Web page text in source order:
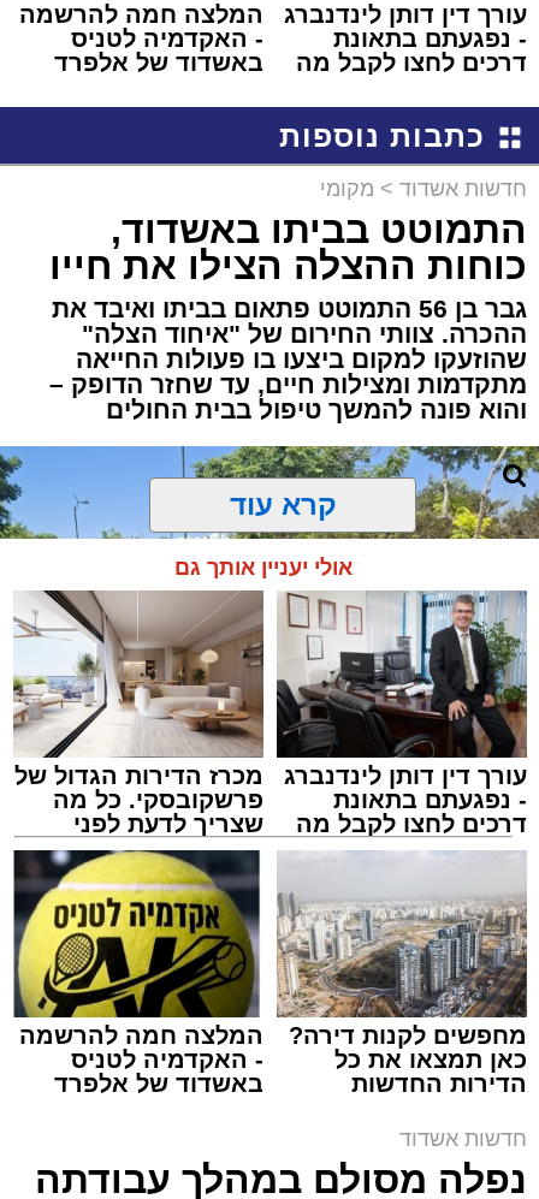
עורך דין דותן לינדנברג
- נפגעתם בתאונת
דרכים לחצו לקבל מה
המלצה חמה להרשמה
- האקדמיה לטניס
באשדוד של אלפרד
כתבות נוספות
חדשות אשדוד > מקומי
התמוטט בביתו באשדוד,
כוחות ההצלה הצילו את חייו
גבר בן 56 התמוטט פתאום בביתו ואיבד את
ההכרה. צוותי החירום של "איחוד הצלה"
שהוזעקו למקום ביצעו בו פעולות החייאה
מתקדמות ומצילות חיים, עד שחזר הדופק –
והוא פונה להמשך טיפול בבית החולים
מערכת האתר / 15:39 07.08.26
אירוע דרמטי הסתיים בנס רפואי באשדוד, לאחר
שגבר בן 56 התמוטט בביתו שבאחד הרחובות
קרא עוד
אולי יעניין אותך גם
עורך דין דותן לינדנברג
- נפגעתם בתאונת
דרכים לחצו לקבל מה
שמגיע לכם
מכרז הדירות הגדול של
פרשקובסקי. כל מה
שצריך לדעת לפני
שמגישים הצעה לדירה
באשדוד
מחפשים לקנות דירה?
כאן תמצאו את כל
הדירות החדשות
המלצה חמה להרשמה
- האקדמיה לטניס
באשדוד של אלפרד
חדשות אשדוד
נפלה מסולם במהלך עבודתה